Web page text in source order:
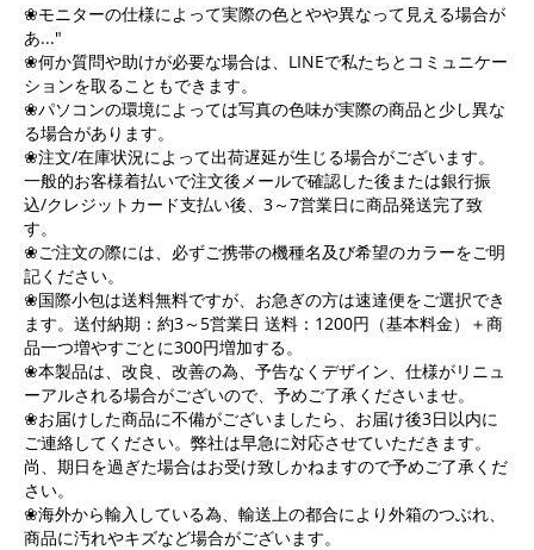
❀モニターの仕様によって実際の色とやや異なって見える場合が
あ..."
❀何か質問や助けが必要な場合は、LINEで私たちとコミュニケー
ションを取ることもできます。
❀パソコンの環境によっては写真の色味が実際の商品と少し異な
る場合があります。
❀注文/在庫状況によって出荷遅延が生じる場合がございます。
一般的お客様着払いで注文後メールで確認した後または銀行振
込/クレジットカード支払い後、3～7営業日に商品発送完了致
す。
❀ご注文の際には、必ずご携帯の機種名及び希望のカラーをご明
記ください。
❀国際小包は送料無料ですが、お急ぎの方は速達便をご選択でき
ます。送付納期：約3～5営業日 送料：1200円（基本料金）＋商
品一つ増やすごとに300円増加する。
❀本製品は、改良、改善の為、予告なくデザイン、仕様がリニュ
ーアルされる場合がございので、予めご了承くださいませ。
❀お届けした商品に不備がございましたら、お届け後3日以内に
ご連絡してください。弊社は早急に対応させていただきます。
尚、期日を過ぎた場合はお受け致しかねますので予めご了承くだ
さい。
❀海外から輸入している為、輸送上の都合により外箱のつぶれ、
商品に汚れやキズなど場合がございます。